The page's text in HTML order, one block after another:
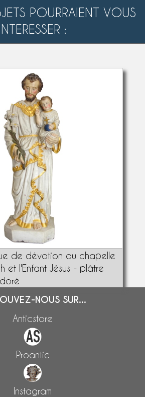
POURRAIENT VOUS
INTERESSER :
de dévotion ou chapelle
et l'Enfant Jésus - plâtre
NOUS SUR...
Anticstore
Proantic
Instagram